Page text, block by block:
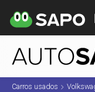
Carros usados